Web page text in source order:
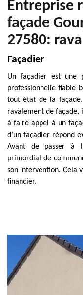
Entreprise
façade
27580:
Façadier
Un façadier est une
professionnelle fiable
tout état de la
ravalement de façade,
à faire appel à un
d’un façadier répond
Avant de passer à
primordial de
son intervention. Cela
financier.